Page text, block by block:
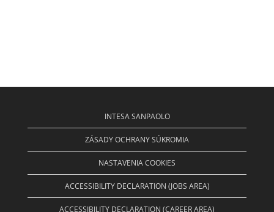
INTESA SANPAOLO
ZÁSADY OCHRANY SÚKROMIA
NASTAVENIA COOKIES
ACCESSIBILITY DECLARATION (JOBS AREA)
ACCESSIBILITY DECLARATION (CAREER AREA)